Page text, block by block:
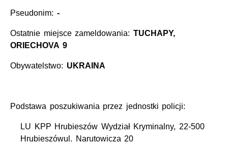
Pseudonim: -
Ostatnie miejsce zameldowania: TUCHAPY,
ORIECHOVA 9
Obywatelstwo: UKRAINA
Podstawa poszukiwania przez jednostki policji:
LU KPP Hrubieszów Wydział Kryminalny, 22-500
Hrubieszówul. Narutowicza 20